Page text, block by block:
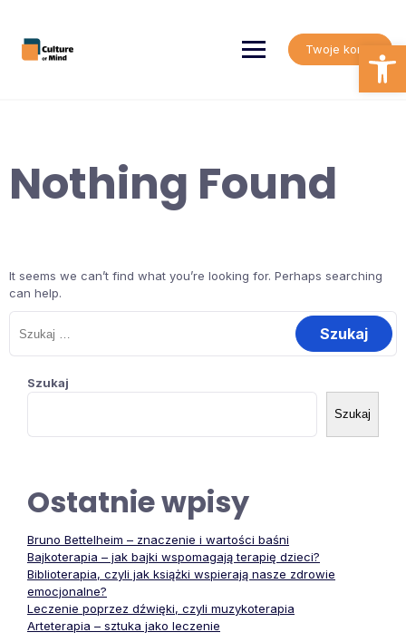
content
Twoje konto
Nothing Found
It seems we can’t find what you’re looking for. Perhaps searching
can help.
Szukaj:
Szukaj
Szukaj
Ostatnie wpisy
Bruno Bettelheim – znaczenie i wartości baśni
Bajkoterapia – jak bajki wspomagają terapię dzieci?
Biblioterapia, czyli jak książki wspierają nasze zdrowie
emocjonalne?
Leczenie poprzez dźwięki, czyli muzykoterapia
Arteterapia – sztuka jako leczenie